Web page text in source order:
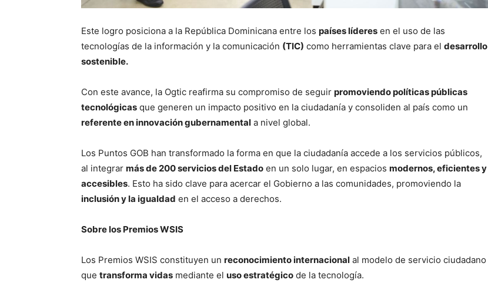
Este logro posiciona a la República Dominicana entre los países líderes en el uso de las
tecnologías de la información y la comunicación (TIC) como herramientas clave para el desarrollo
sostenible.
Con este avance, la Ogtic reafirma su compromiso de seguir promoviendo políticas públicas
tecnológicas que generen un impacto positivo en la ciudadanía y consoliden al país como un
referente en innovación gubernamental a nivel global.
Los Puntos GOB han transformado la forma en que la ciudadanía accede a los servicios públicos,
al integrar más de 200 servicios del Estado en un solo lugar, en espacios modernos, eficientes y
accesibles. Esto ha sido clave para acercar el Gobierno a las comunidades, promoviendo la
inclusión y la igualdad en el acceso a derechos.
Sobre los Premios WSIS
Los Premios WSIS constituyen un reconocimiento internacional al modelo de servicio ciudadano
que transforma vidas mediante el uso estratégico de la tecnología.